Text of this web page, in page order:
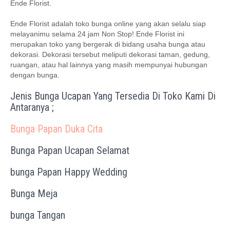
Ende Florist.
Ende Florist adalah toko bunga online yang akan selalu siap
melayanimu selama 24 jam Non Stop! Ende Florist ini
merupakan toko yang bergerak di bidang usaha bunga atau
dekorasi. Dekorasi tersebut meliputi dekorasi taman, gedung,
ruangan, atau hal lainnya yang masih mempunyai hubungan
dengan bunga.
Jenis Bunga Ucapan Yang Tersedia Di Toko Kami Di
Antaranya ;
Bunga Papan Duka Cita
Bunga Papan Ucapan Selamat
bunga Papan Happy Wedding
Bunga Meja
bunga Tangan